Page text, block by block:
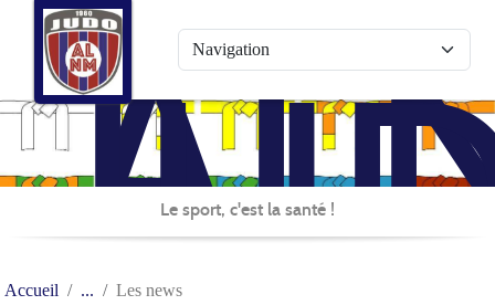
Le sport, c'est la santé !
Accueil Les news
Panneau de gestion des cookies